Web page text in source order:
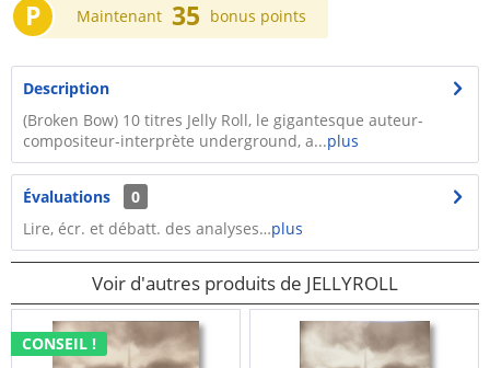
P Maintenant 35 bonus points
Description
(Broken Bow) 10 titres Jelly Roll, le gigantesque auteur-
compositeur-interprète underground, a...plus
Évaluations
0
Lire, écr. et débatt. des analyses…plus
Voir d'autres produits de JELLYROLL
CONSEIL !